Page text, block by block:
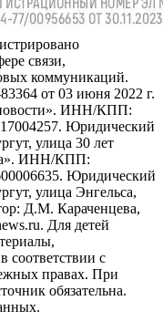
связи,
коммуникаций.
от 03 июня 2022 г.
ИНН/КПП:
Юридический
улица 30 лет
ИНН/КПП:
Юридический
улица Энгельса,
Д.М. Караченцева,
Для детей
соответствии с
правах. При
обязательна.